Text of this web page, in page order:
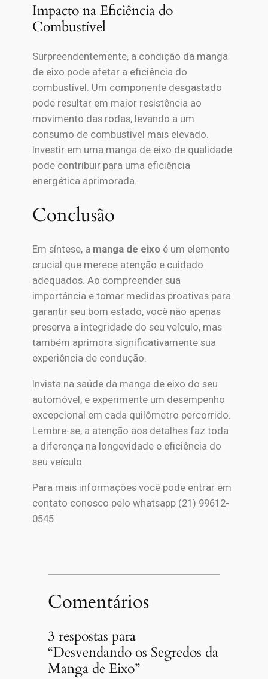
Impacto na Eficiência do
Combustível
Surpreendentemente, a condição da manga
de eixo pode afetar a eficiência do
combustível. Um componente desgastado
pode resultar em maior resistência ao
movimento das rodas, levando a um
consumo de combustível mais elevado.
Investir em uma manga de eixo de qualidade
pode contribuir para uma eficiência
energética aprimorada.
Conclusão
Em síntese, a manga de eixoé um elemento
crucial que merece atenção e cuidado
adequados. Ao compreender sua
importância e tomar medidas proativas para
garantir seu bom estado, você não apenas
preserva a integridade do seu veículo, mas
também aprimora significativamente sua
experiência de condução.
Invista na saúde da manga de eixo do seu
automóvel, e experimente um desempenho
excepcional em cada quilômetro percorrido.
Lembre-se, a atenção aos detalhes faz toda
a diferença na longevidade e eficiência do
seu veículo.
Para mais informações você pode entrar em
contato conosco pelo whatsapp (21) 99612-
0545
Comentários
3 respostas para
“Desvendando os Segredos da
Manga de Eixo”